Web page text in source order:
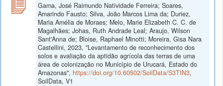
Gama, José Raimundo Natividade Ferreira; Soares,
Amarindo Fausto; Silva, João Marcos Lima da; Duriez,
Maria Amélia de Moraes; Melo, Marie Elizabeth C. C. de
Magalhães; Johas, Ruth Andrade Leal; Araujo, Wilson
Sant'Anna de; Bloise, Raphael Minotti; Moreira, Gisa Nara
Castellini, 2023, "Levantamento de reconhecimento dos
solos e avaliação da aptidão agrícola das terras de uma
área de colonização no Município de Urucará, Estado do
Amazonas", https://doi.org/10.60502/SoilData/S3TIN3,
SoilData, V1